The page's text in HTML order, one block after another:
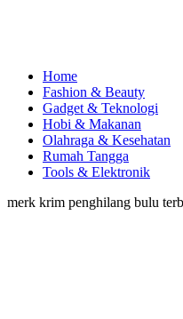
Home
Fashion & Beauty
Gadget & Teknologi
Hobi & Makanan
Olahraga & Kesehatan
Rumah Tangga
Tools & Elektronik
merk krim penghilang bulu